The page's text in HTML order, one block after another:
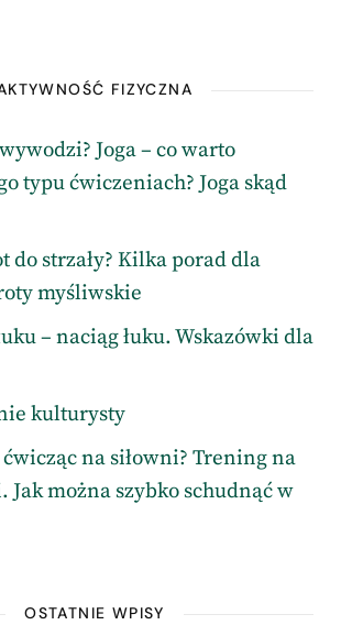
FIZYCZNA
Joga – co warto
typu ćwiczeniach? Joga skąd
do strzały? Kilka porad dla
myśliwskie
– naciąg łuku. Wskazówki dla
kulturysty
ćwicząc na siłowni? Trening na
Jak można szybko schudnąć w
OSTATNIE WPISY